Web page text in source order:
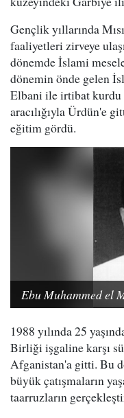
Gençlik yıllarında
faaliyetleri zirveye
dönemde İslami
dönemin önde gelen
Elbani ile irtibat kurdu
aracılığıyla Ürdün'e
eğitim gördü.
Ebu Muhammed el
1988 yılında 25
Birliği işgaline karşı
Afganistan'a gitti. Bu
büyük çatışmaların
taarruzların